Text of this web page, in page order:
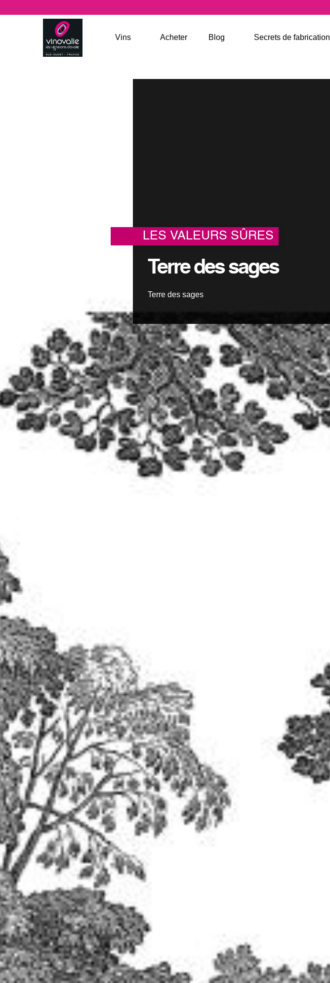
Vins Acheter Blog Secrets de fabrication
LES VALEURS SÛRES
Terre des sages
Terre des sages